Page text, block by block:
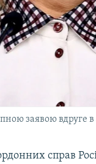
заявою вдруге в
справ